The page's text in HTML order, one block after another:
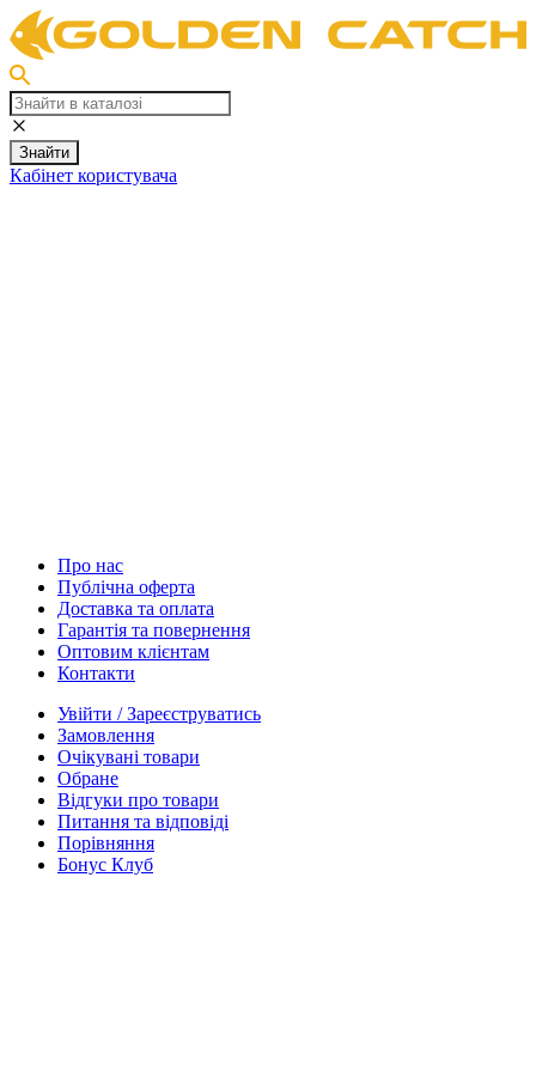
Знайти
Кабінет користувача
Про нас
Публічна оферта
Доставка та оплата
Гарантія та повернення
Оптовим клієнтам
Контакти
Увійти / Зареєструватись
Замовлення
Очікувані товари
Обране
Відгуки про товари
Питання та відповіді
Порівняння
Бонус Клуб